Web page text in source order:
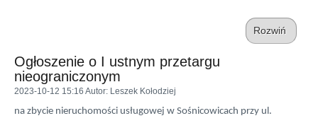
Rozwiń
Ogłoszenie o I ustnym przetargu
nieograniczonym
2023-10-12 15:16 Autor: Leszek Kołodziej
na zbycie nieruchomości usługowej w Sośnicowicach przy ul.